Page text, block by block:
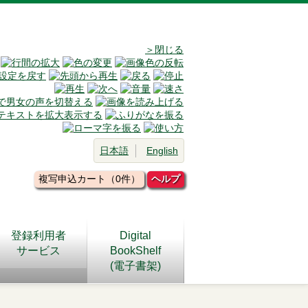
＞閉じる
日本語 English
複写申込カート（0件） ヘルプ
登録利用者
サービス
Digital
BookShelf
(電子書架)